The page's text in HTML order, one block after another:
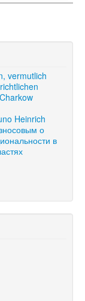
vermutlich
Heinrich
о
в